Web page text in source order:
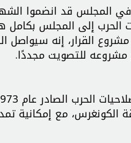
في المجلس قد انضموا
الحرب إلى المجلس بكامل
القرار، إنه سيواصل
مشروعه للتصويت مجددًا.
من دون موافقة الكونغرس، مع